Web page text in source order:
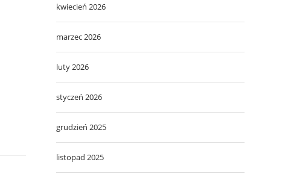
kwiecień 2026
marzec 2026
luty 2026
styczeń 2026
grudzień 2025
listopad 2025